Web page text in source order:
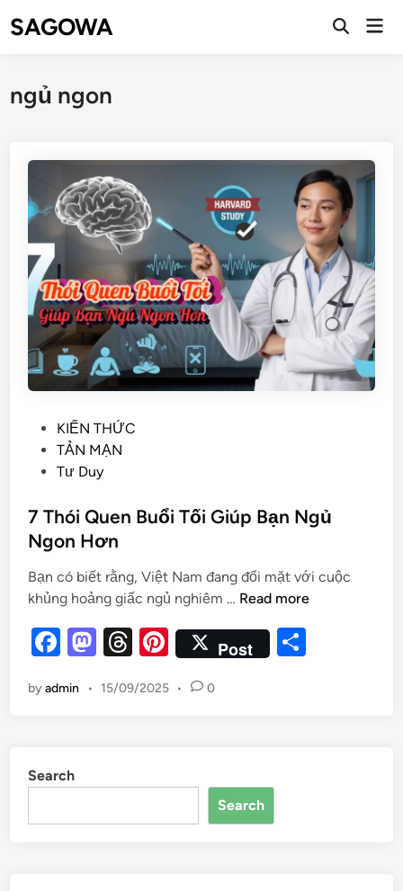
SAGOWA
ngủ ngon
KIẾN THỨC
TẢN MẠN
Tư Duy
7 Thói Quen Buổi Tối Giúp Bạn Ngủ
Ngon Hơn
Bạn có biết rằng, Việt Nam đang đối mặt với cuộc
khủng hoảng giấc ngủ nghiêm … Read more
F
c
o
o
M
to
n
T
e
s
Pi
er
Post
byadmin • 15/09/2025 • 0
Search
Search